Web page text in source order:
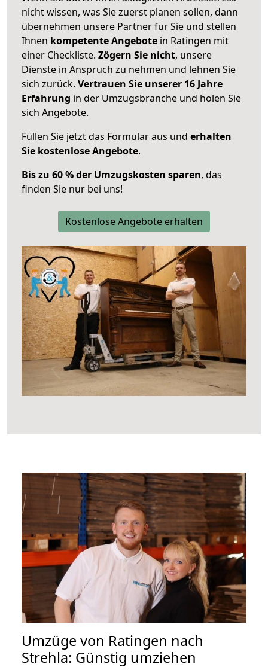
nicht wissen, was Sie zuerst planen sollen, dann
übernehmen unsere Partner für Sie und stellen
Ihnen kompetente Angebote in Ratingen mit
einer Checkliste. Zögern Sie nicht, unsere
Dienste in Anspruch zu nehmen und lehnen Sie
sich zurück. Vertrauen Sie unserer 16 Jahre
Erfahrung in der Umzugsbranche und holen Sie
sich Angebote.
Füllen Sie jetzt das Formular aus und erhalten
Sie kostenlose Angebote.
Bis zu 60 % der Umzugskosten sparen, das
finden Sie nur bei uns!
Kostenlose Angebote erhalten
Umzüge von Ratingen nach
Strehla: Günstig umziehen